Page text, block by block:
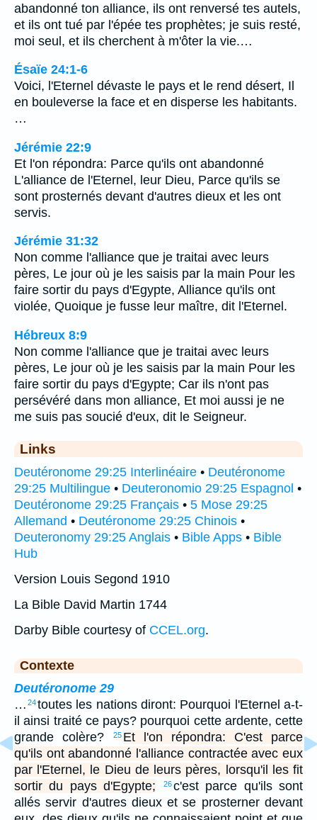
abandonné ton alliance, ils ont renversé tes autels,
et ils ont tué par l'épée tes prophètes; je suis resté,
moi seul, et ils cherchent à m'ôter la vie.…
Ésaïe 24:1-6
Voici, l'Eternel dévaste le pays et le rend désert, Il
en bouleverse la face et en disperse les habitants.
…
Jérémie 22:9
Et l'on répondra: Parce qu'ils ont abandonné
L'alliance de l'Eternel, leur Dieu, Parce qu'ils se
sont prosternés devant d'autres dieux et les ont
servis.
Jérémie 31:32
Non comme l'alliance que je traitai avec leurs
pères, Le jour où je les saisis par la main Pour les
faire sortir du pays d'Egypte, Alliance qu'ils ont
violée, Quoique je fusse leur maître, dit l'Eternel.
Hébreux 8:9
Non comme l'alliance que je traitai avec leurs
pères, Le jour où je les saisis par la main Pour les
faire sortir du pays d'Egypte; Car ils n'ont pas
persévéré dans mon alliance, Et moi aussi je ne
me suis pas soucié d'eux, dit le Seigneur.
Links
Deutéronome 29:25 Interlinéaire • Deutéronome
29:25 Multilingue • Deuteronomio 29:25 Espagnol •
Deutéronome 29:25 Français • 5 Mose 29:25
Allemand • Deutéronome 29:25 Chinois •
Deuteronomy 29:25 Anglais • Bible Apps • Bible
Hub
Version Louis Segond 1910
La Bible David Martin 1744
Darby Bible courtesy of CCEL.org.
Contexte
Deutéronome 29
… 24toutes les nations diront: Pourquoi l'Eternel a-t-
il ainsi traité ce pays? pourquoi cette ardente, cette
grande colère?
25 Et l'on répondra: C'est parce
qu'ils ont abandonné l'alliance contractée avec eux
par l'Eternel, le Dieu de leurs pères, lorsqu'il les fit
sortir du pays d'Egypte;
26c'est parce qu'ils sont
allés servir d'autres dieux et se prosterner devant